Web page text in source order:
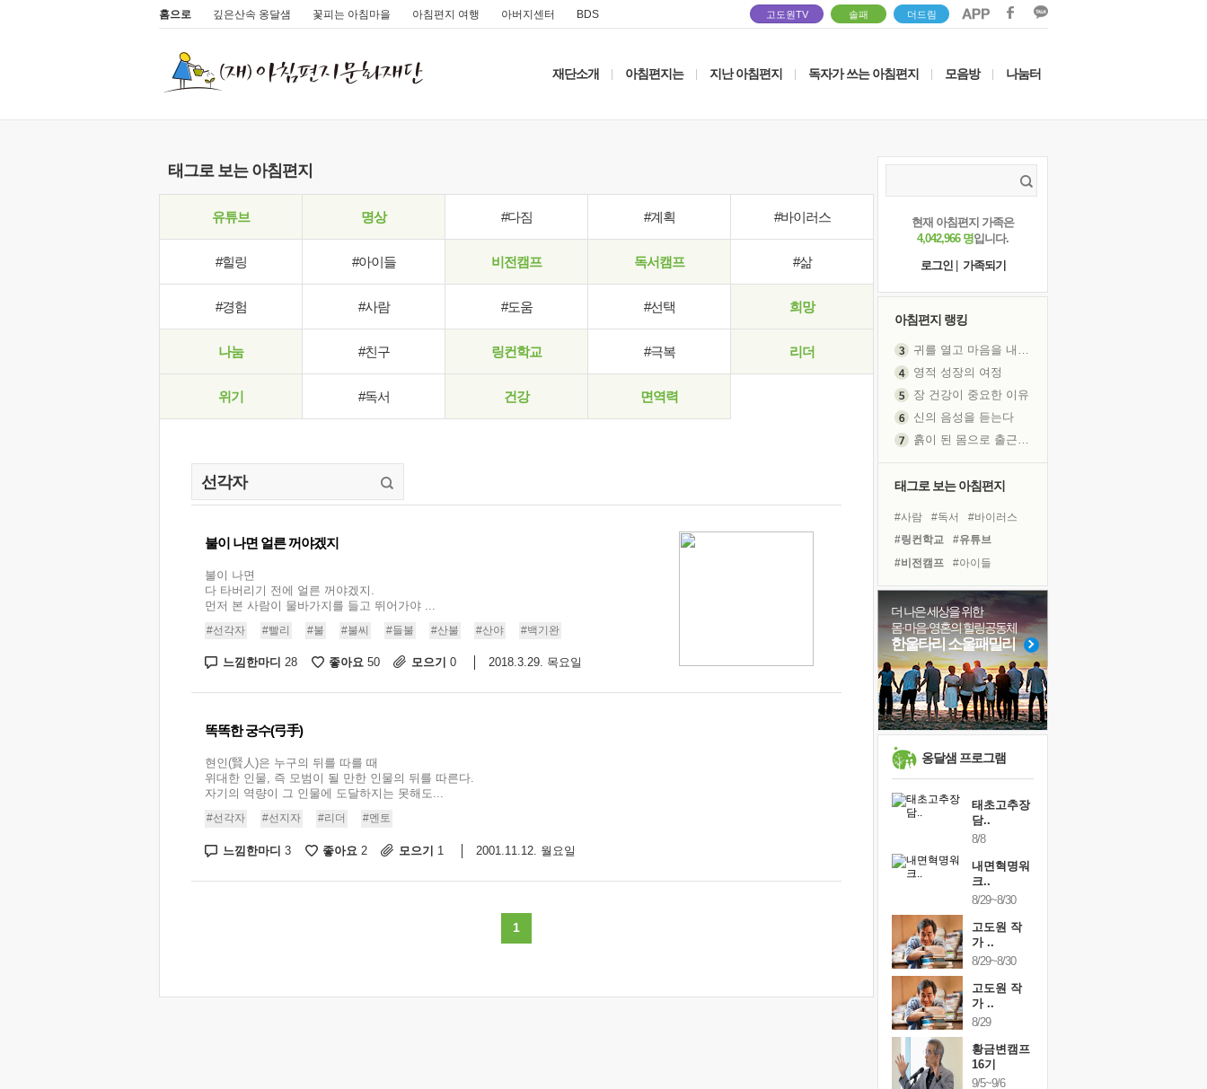
홈으로 깊은산속 옹달샘 꽃피는 아침마을 아침편지 여행 아버지센터 BDS 고도원TV 솔패 더드림
재단소개 아침편지는 지난 아침편지 독자가 쓰는 아침편지 모음방 나눔터
태그로 보는 아침편지
유튜브 명상 #다짐 #계획 #바이러스
#힐링 #아이들 비전캠프 독서캠프 #삶
#경험 #사람 #도움 #선택 희망
나눔 #친구 링컨학교 #극복 리더
위기 #독서 건강 면역력
불이 나면 얼른 꺼야겠지
불이 나면
다 타버리기 전에 얼른 꺼야겠지.
먼저 본 사람이 물바가지를 들고 뛰어가야 ...
#선각자 #빨리 #불 #불씨 #들불 #산불 #산야 #백기완
느낌한마디 28 좋아요 50 모으기 0 2018.3.29. 목요일
똑똑한 궁수(弓手)
현인(賢人)은 누구의 뒤를 따를 때
위대한 인물, 즉 모범이 될 만한 인물의 뒤를 따른다.
자기의 역량이 그 인물에 도달하지는 못해도...
#선각자 #선지자 #리더 #멘토
느낌한마디 3 좋아요 2 모으기 1 2001.11.12. 월요일
1
현재 아침편지 가족은
4,042,966 명입니다.
로그인
가족되기
아침편지 랭킹
귀를 열고 마음을 내어주고
영적 성장의 여정
장 건강이 중요한 이유
신의 음성을 듣는다
흙이 된 몸으로 출근하는 여자
졸업식 사진을 보며
아픈 아버지를 위한 공간 설계
극심한 변비, 어깨결림, 수면 장애
보고 싶은 어머니
유년 시절의 부산 영도 바다
못된 꼰대들
거울 속의 나
희망이란
'모른다'는 것
태그로 보는 아침편지
#사람 #독서
#바이러스
#링컨학교
#유튜브
#비전캠프
#아이들
#계획
#삶 #선택
#리더
#희망
#건강
#다짐
#위기
#나눔
#경험
#친구
#극복
#면역력
#독서캠프
더 나은 세상을 위한
몸·마음·영혼의 힐링공동체
한울타리 소울패밀리
옹달샘 프로그램
스..
태초고추장
담..
8/8
내면혁명워
크..
8/29~8/30
고도원 작
가 ..
8/29~8/30
고도원 작
가 ..
8/29
황금변캠프
16기
9/5~9/6